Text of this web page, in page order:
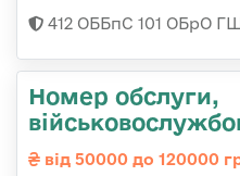
412 ОББпС 101 ОБрО
Номер обслуги,
від 50000 до 120000